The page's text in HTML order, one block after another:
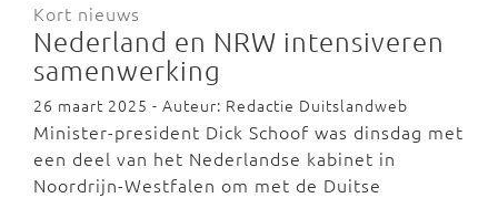
Kort nieuws
Nederland en NRW intensiveren
samenwerking
26 maart 2025 - Auteur: Redactie Duitslandweb
Minister-president Dick Schoof was dinsdag met
een deel van het Nederlandse kabinet in
Noordrijn-Westfalen om met de Duitse